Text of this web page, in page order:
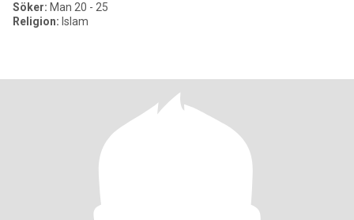
Söker: Man 20 - 25
Religion: Islam